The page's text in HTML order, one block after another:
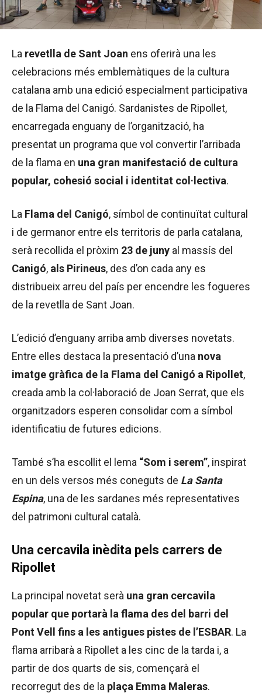
La revetlla de Sant Joan ens oferirà una les
celebracions més emblemàtiques de la cultura
catalana amb una edició especialment participativa
de la Flama del Canigó. Sardanistes de Ripollet,
encarregada enguany de l’organització, ha
presentat un programa que vol convertir l’arribada
de la flama en una gran manifestació de cultura
popular, cohesió social i identitat col·lectiva.
La Flama del Canigó, símbol de continuïtat cultural
i de germanor entre els territoris de parla catalana,
serà recollida el pròxim 23 de juny al massís del
Canigó, als Pirineus, des d’on cada any es
distribueix arreu del país per encendre les fogueres
de la revetlla de Sant Joan.
L’edició d’enguany arriba amb diverses novetats.
Entre elles destaca la presentació d’una nova
imatge gràfica de la Flama del Canigó a Ripollet,
creada amb la col·laboració de Joan Serrat, que els
organitzadors esperen consolidar com a símbol
identificatiu de futures edicions.
També s’ha escollit el lema “Som i serem”, inspirat
en un dels versos més coneguts de La Santa
Espina, una de les sardanes més representatives
del patrimoni cultural català.
Una cercavila inèdita pels carrers de
Ripollet
La principal novetat serà una gran cercavila
popular que portarà la flama des del barri del
Pont Vell fins a les antigues pistes de l’ESBAR. La
flama arribarà a Ripollet a les cinc de la tarda i, a
partir de dos quarts de sis, començarà el
recorregut des de la plaça Emma Maleras.